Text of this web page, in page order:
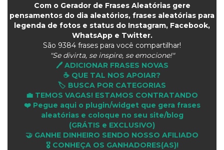
Com o Gerador de Frases Aleatórias gere
pensamentos do dia aleatórios, frases aleatórias para
legenda de fotos e status do Instagram, Facebook,
WhatsApp e Twitter.
São 9384 frases para você compartilhar!
"Se divirta, se inspire, se emocione!"
🖊️ ADICIONAR FRASES NOVAS
☕ QUE TAL NOS APOIAR?
🏷️ BUSCA POR CATEGORIAS
💼 TEMOS VAGAS! ESTAMOS CONTRATANDO
❤️ Pegue aqui o plugin/widget que gera frases
aleatórias e coloque no seu site/blog
(GRÁTIS e EXCLUSIVO)
🤝 GANHE DINHEIRO SENDO NOSSO AFILIADO
🎖 CONHEÇA OS GANHADORES(AS)!